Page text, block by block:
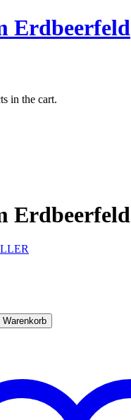
Erdbeerfeld
in the cart.
Erdbeerfeld
Warenkorb